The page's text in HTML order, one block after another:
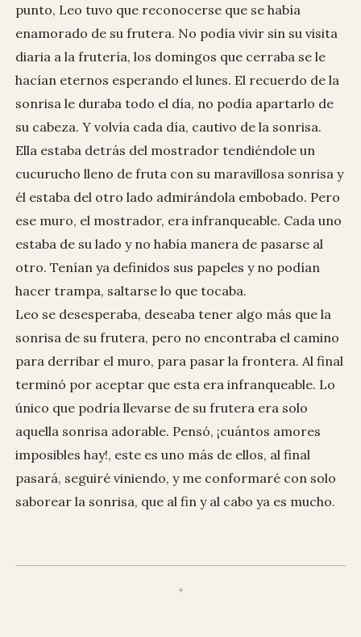
punto, Leo tuvo que reconocerse que se había
enamorado de su frutera. No podía vivir sin su visita
diaria a la frutería, los domingos que cerraba se le
hacían eternos esperando el lunes. El recuerdo de la
sonrisa le duraba todo el día, no podía apartarlo de
su cabeza. Y volvía cada día, cautivo de la sonrisa.
Ella estaba detrás del mostrador tendiéndole un
cucurucho lleno de fruta con su maravillosa sonrisa y
él estaba del otro lado admirándola embobado. Pero
ese muro, el mostrador, era infranqueable. Cada uno
estaba de su lado y no había manera de pasarse al
otro. Tenían ya definidos sus papeles y no podían
hacer trampa, saltarse lo que tocaba.
Leo se desesperaba, deseaba tener algo más que la
sonrisa de su frutera, pero no encontraba el camino
para derribar el muro, para pasar la frontera. Al final
terminó por aceptar que esta era infranqueable. Lo
único que podría llevarse de su frutera era solo
aquella sonrisa adorable. Pensó, ¡cuántos amores
imposibles hay!, este es uno más de ellos, al final
pasará, seguiré viniendo, y me conformaré con solo
saborear la sonrisa, que al fin y al cabo ya es mucho.